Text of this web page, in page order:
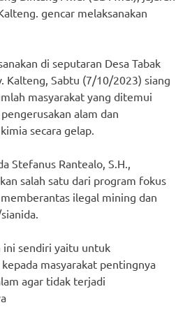
gencar melaksanakan
di seputaran Desa Tabak
Kalteng, Sabtu (7/10/2023) siang
masyarakat yang ditemui
alam dan
secara gelap.
Stefanus Rantealo, S.H.,
salah satu dari program fokus
ilegal mining dan
ini sendiri yaitu untuk
masyarakat pentingnya
agar tidak terjadi